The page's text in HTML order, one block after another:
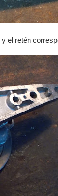
el retén